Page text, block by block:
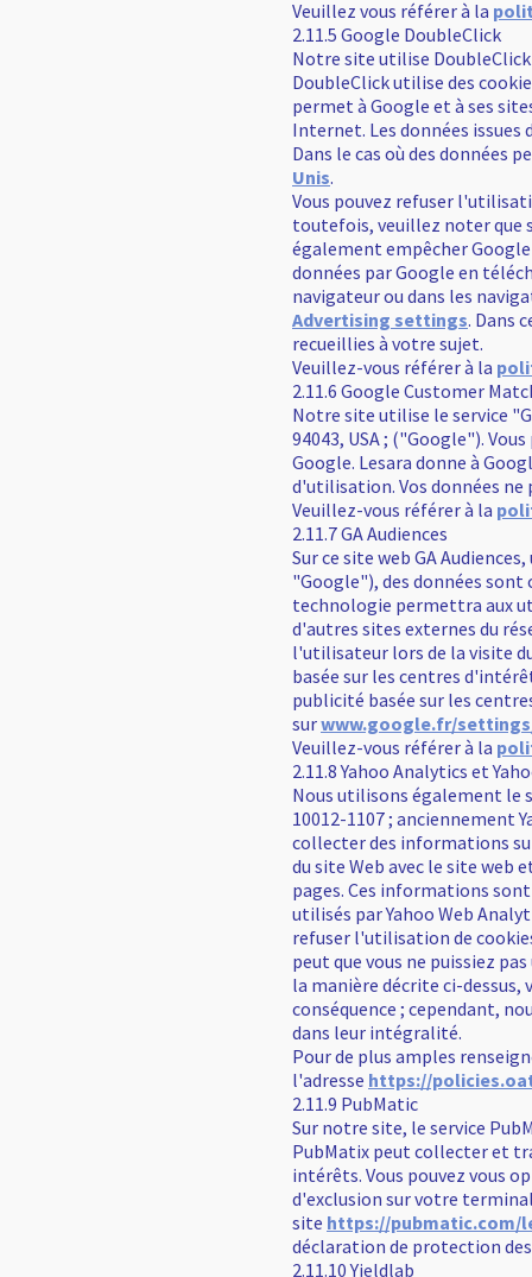
Veuillez vous référer à la
2.11.5 Google DoubleClick
Notre site utilise DoubleClick
DoubleClick utilise des
permet à Google et à ses
Internet. Les données
Dans le cas où des données
Unis.
Vous pouvez refuser
toutefois, veuillez noter que
également empêcher
données par Google en
navigateur ou dans les
Advertising settings. Dans
recueillies à votre sujet.
Veuillez-vous référer à la
2.11.6 Google Customer
Notre site utilise le service
94043, USA ; ("Google").
Google. Lesara donne à
d'utilisation. Vos données ne
Veuillez-vous référer à la
2.11.7 GA Audiences
Sur ce site web GA
"Google"), des données
technologie permettra aux
d'autres sites externes du
l'utilisateur lors de la visite
basée sur les centres
publicité basée sur les
surwww.google.fr/
Veuillez-vous référer à la
2.11.8 Yahoo Analytics et
Nous utilisons également le
10012-1107 ; anciennement
collecter des informations
du site Web avec le site web
pages. Ces informations
utilisés par Yahoo Web
refuser l'utilisation de
peut que vous ne puissiez
la manière décrite ci-dessus,
conséquence ; cependant,
dans leur intégralité.
Pour de plus amples
l'adresse https://
2.11.9 PubMatic
Sur notre site, le service
PubMatix peut collecter et
intérêts. Vous pouvez vous
d'exclusion sur votre
site https://
déclaration de protection
2.11.10 Yieldlab